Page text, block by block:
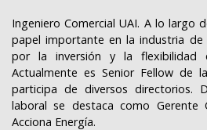
Ingeniero Comercial UAI. A lo largo
papel importante en la industria
por la inversión y la flexibilidad
Actualmente es Senior Fellow de
participa de diversos directorios.
laboral se destaca como Gerente
Acciona Energía.